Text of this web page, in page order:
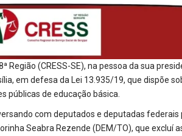
Região (CRESS-SE), na pessoa da sua
em defesa da Lei 13.935/19, que dispõe
públicas de educação básica.
com deputados e deputadas federais
Seabra Rezende (DEM/TO), que excluí